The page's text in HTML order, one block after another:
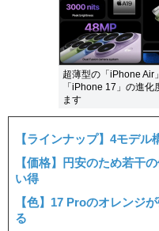
超薄型の「iPhone Air
「iPhone 17」の進
ます
【ラインナップ】4モデ
【価格】円安のため若干
い得
【色】17 Proのオレンジ
る